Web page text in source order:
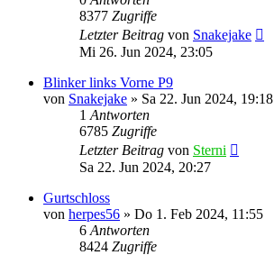
8377 Zugriffe
Letzter Beitrag von Snakejake
Mi 26. Jun 2024, 23:05
Blinker links Vorne P9
von Snakejake » Sa 22. Jun 2024, 19:18
1 Antworten
6785 Zugriffe
Letzter Beitrag von Sterni
Sa 22. Jun 2024, 20:27
Gurtschloss
von herpes56 » Do 1. Feb 2024, 11:55
6 Antworten
8424 Zugriffe